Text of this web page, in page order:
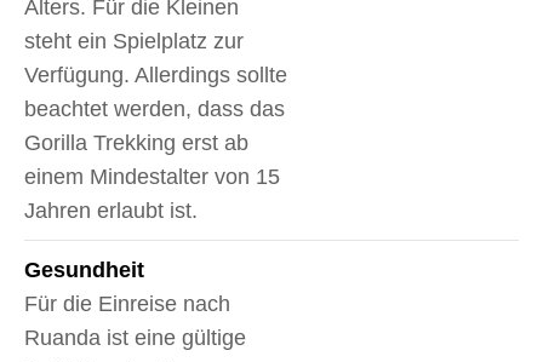
Alters. Für die Kleinen
steht ein Spielplatz zur
Verfügung. Allerdings sollte
beachtet werden, dass das
Gorilla Trekking erst ab
einem Mindestalter von 15
Jahren erlaubt ist.
Gesundheit
Für die Einreise nach
Ruanda ist eine gültige